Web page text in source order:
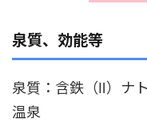
泉質、効能等
泉質：含鉄（Ⅱ）ナ
温泉